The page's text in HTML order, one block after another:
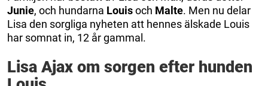
Junie, och hundarna Louisoch Malte. Men nu delar
Lisa den sorgliga nyheten att hennes älskade Louis
har somnat in, 12 år gammal.
Lisa Ajax om sorgen efter hunden